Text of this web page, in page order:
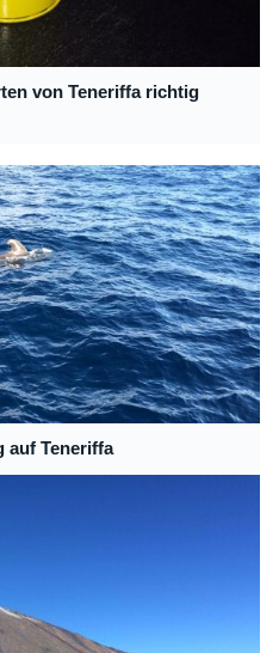
von Teneriffa richtig
auf Teneriffa